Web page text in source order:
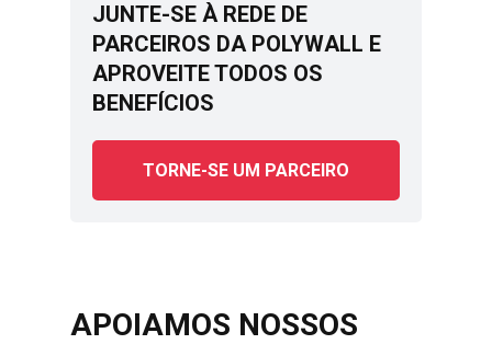
JUNTE-SE À REDE DE
PARCEIROS DA POLYWALL E
APROVEITE TODOS OS
BENEFÍCIOS
TORNE-SE UM PARCEIRO
APOIAMOS NOSSOS